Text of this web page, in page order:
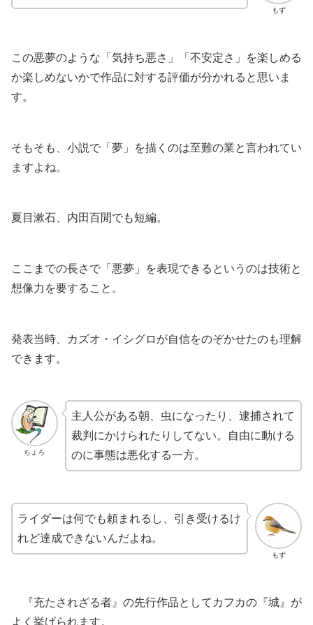
もず
この悪夢のような「気持ち悪さ」「不安定さ」を楽しめる
か楽しめないかで作品に対する評価が分かれると思いま
す。
そもそも、小説で「夢」を描くのは至難の業と言われてい
ますよね。
夏目漱石、内田百閒でも短編。
ここまでの長さで「悪夢」を表現できるというのは技術と
想像力を要すること。
発表当時、カズオ・イシグロが自信をのぞかせたのも理解
できます。
ちょろ
主人公がある朝、虫になったり、逮捕されて
裁判にかけられたりしてない。自由に動ける
のに事態は悪化する一方。
もず
ライダーは何でも頼まれるし、引き受けるけ
れど達成できないんだよね。
『充たされざる者』の先行作品としてカフカの『城』が
よく挙げられます。